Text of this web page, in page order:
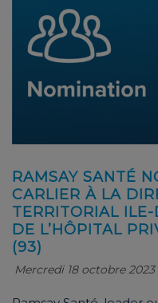
RAMSAY SANTÉ
CARLIER À LA
TERRITORIAL
DE L’HÔPITAL
(93)
Mercredi 18 octobre 2023